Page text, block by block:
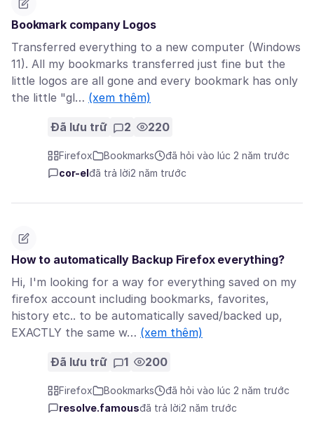
Bookmark company Logos
Transferred everything to a new computer (Windows
11). All my bookmarks transferred just fine but the
little logos are all gone and every bookmark has only
the little "gl… (xem thêm)
Đã lưu trữ 2 220
Firefox Bookmarks
đã hỏi vào lúc 2 năm trước
cor-el đã trả lời2 năm trước
How to automatically Backup Firefox everything?
Hi, I'm looking for a way for everything saved on my
firefox account including bookmarks, favorites,
history etc.. to be automatically saved/backed up,
EXACTLY the same w… (xem thêm)
Đã lưu trữ 1 200
Firefox Bookmarks
đã hỏi vào lúc 2 năm trước
resolve.famousđã trả lời2 năm trước